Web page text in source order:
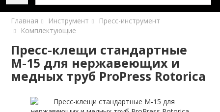
Главная Инструмент
Пресс-инструмент
Комплектующие
Пресс-клещи стандартные
М-15 для нержавеющих и
медных труб ProPress Rotorica